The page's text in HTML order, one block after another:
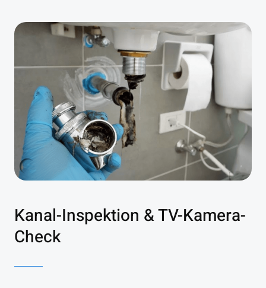
Kanal-Inspektion & TV-Kamera-
Check